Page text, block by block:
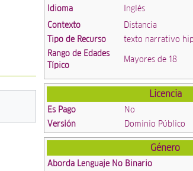
Idioma
Inglés
Contexto
Distancia
Tipo de Recurso
texto narrativo
Rango de Edades
Típico
Mayores de 18
Licencia
Es Pago
No
Versión
Dominio Público
Género
Aborda Lenguaje No Binario